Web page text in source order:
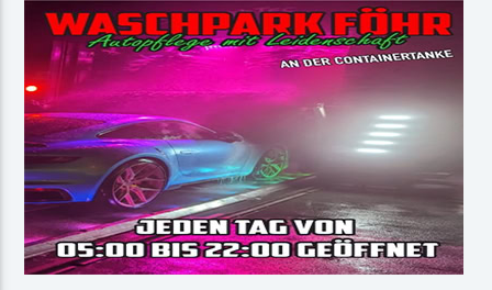
Handystream